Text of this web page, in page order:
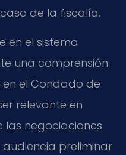
de la fiscalía.
en el sistema
una comprensión
el Condado de
relevante en
negociaciones
preliminar